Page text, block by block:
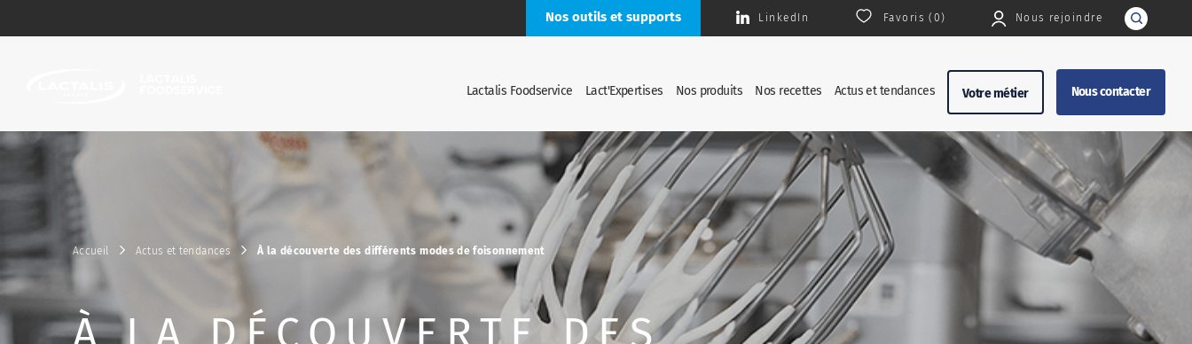
Nos outils et supports LinkedIn Favoris ( 0 ) Nous rejoindre
Lactalis Foodservice Lact'Expertises Nos produits Nos recettes Actus et tendances Votre métier Nous contacter
Accueil Actus et tendances À la découverte des différents modes de foisonnement
À LA DÉCOUVERTE DES